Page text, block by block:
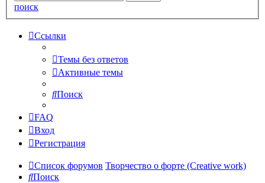
поиск
Ссылки
Темы без ответов
Активные темы
Поиск
FAQ
Вход
Регистрация
Список форумов Творчество о форте (Creative work)
Поиск